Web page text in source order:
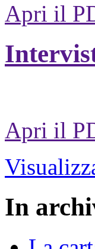
Apri il
Apri il
In